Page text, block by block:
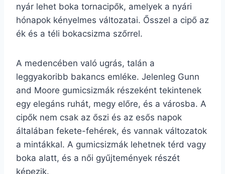
nyár lehet boka tornacipők, amelyek a nyári
hónapok kényelmes változatai. Ősszel a cipő az
ék és a téli bokacsizma szőrrel.
A medencében való ugrás, talán a
leggyakoribb bakancs emléke. Jelenleg Gunn
and Moore gumicsizmák részeként tekintenek
egy elegáns ruhát, megy előre, és a városba. A
cipők nem csak az őszi és az esős napok
általában fekete-fehérek, és vannak változatok
a mintákkal. A gumicsizmák lehetnek térd vagy
boka alatt, és a női gyűjtemények részét
képezik.